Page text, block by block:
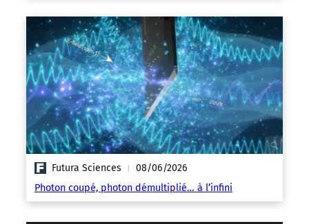
Futura Sciences | 08/06/2026
Photon coupé, photon démultiplié… à l’infini